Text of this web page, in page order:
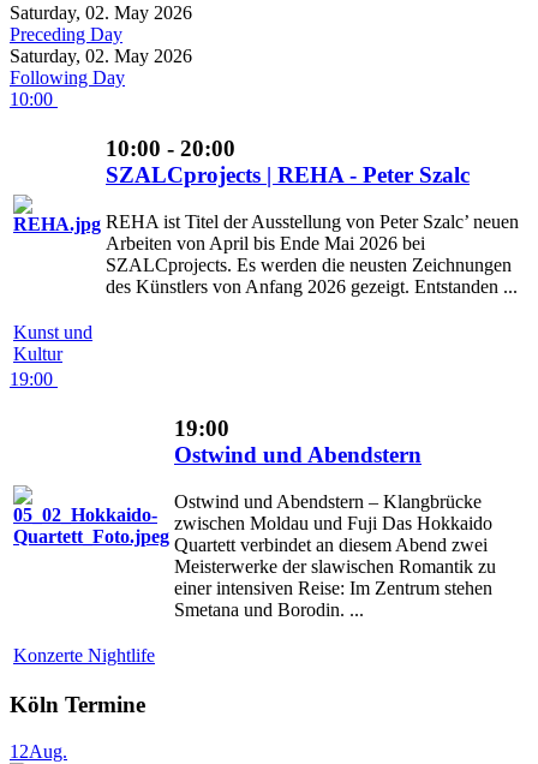
Saturday, 02. May 2026
Preceding Day
Saturday, 02. May 2026
Following Day
10:00
10:00 - 20:00
SZALCprojects | REHA - Peter Szalc
REHA ist Titel der Ausstellung von Peter Szalc’ neuen
Arbeiten von April bis Ende Mai 2026 bei
SZALCprojects. Es werden die neusten Zeichnungen
des Künstlers von Anfang 2026 gezeigt. Entstanden ...
Kunst und
Kultur
19:00
19:00
Ostwind und Abendstern
Ostwind und Abendstern – Klangbrücke
zwischen Moldau und Fuji Das Hokkaido
Quartett verbindet an diesem Abend zwei
Meisterwerke der slawischen Romantik zu
einer intensiven Reise: Im Zentrum stehen
Smetana und Borodin. ...
Konzerte Nightlife
Köln Termine
12Aug.